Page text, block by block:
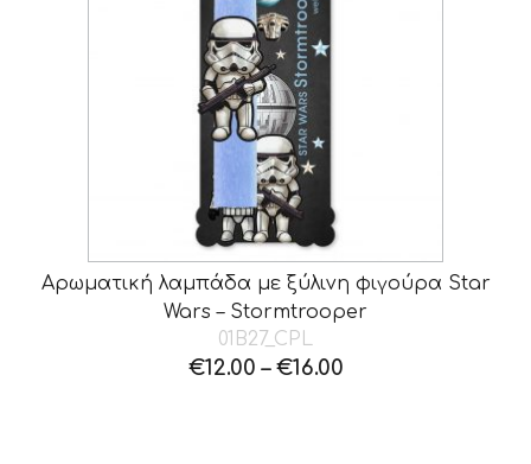
Αρωματική λαμπάδα με ξύλινη φιγούρα Star
Wars – Stormtrooper
01B27_CPL
€12.00 – €16.00